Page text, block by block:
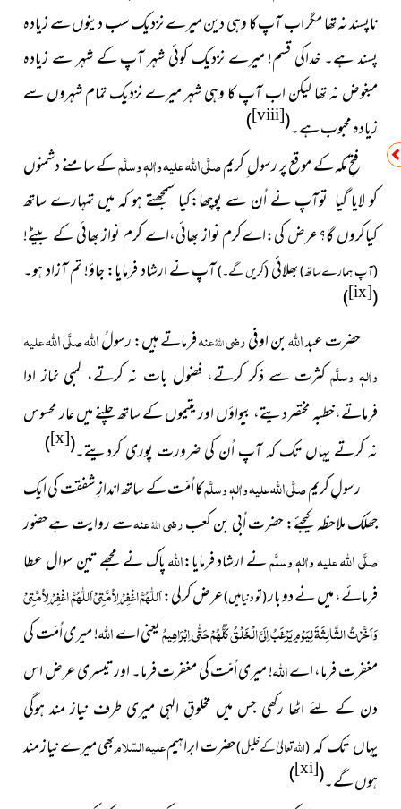
ناپسند نہ تھا مگر اب آپ کا وہی دین میرے نزدیک سب دینوں سے زیادہ
پسند ہے۔ خداکی قسم! میرے نزدیک کوئی شہر آپ کے شہر سے زیادہ
مبغوض نہ تھا لیکن اب آپ کا وہی شہر میرے نزدیک تمام شہروں سے
زیادہ محبوب ہے۔(
[viii]
)
فتحِ مکہ کے موقع پر رسول ِ کریمصلَّیاللہعلیہ واٰلہٖ وسلَّمکے سامنے دشمنوں
کو لایا گیا توآپ نے اُن سے پوچھا:کیا سمجھتے ہو کہ میں تمہارے ساتھ
کیاکروں گا؟عرض کی:اےکرم نواز بھائی،اے کرم نواز بھائی کے بیٹے!
(آپ ہمارےساتھ)بھلائی(کریں گے۔)آپ نے ارشاد فرمایا: جاؤ! تم آزاد ہو۔
(
[ix]
)
حضرت عبداللہبن اوفیرضیاللہُعنہفرماتے ہیں: رسولُاللہصلَّیاللہعلیہ
واٰلہٖ وسلَّمکثرت سے ذکر کرتے، فضول بات نہ کرتے، لمبی نماز ادا
فرماتے،خطبہ مختصردیتے، بیواؤں اور یتیموں کے ساتھ چلنے میں عارمحسوس
نہ کرتے یہاں تک کہ آپ اُن کی ضرورت پوری کردیتے۔(
[x]
)
رسولِ کریمصلَّیاللہعلیہ واٰلہٖ وسلَّمکا اُمّت کے ساتھ اندازِ شفقت کی ایک
جھلک ملاحظہ کیجئے: حضرت اُبی بن کعبرضیاللہُعنہسے روایت ہےحضور
صلَّیاللہعلیہ واٰلہٖ وسلَّمنے ارشاد فرمایا:اللہپاک نے مجھے تین سوال عطا
فرمائے، میں نے دو بار(تو دنیا میں)عرض کرلی:اَللّٰہُمَّ اغْفِرْ لِاُمَّتِیْ اَللّٰہُمَّ اغْفِرْ لِاُمَّتِیْ
وَاَخَّرْتُ الثَّالِثَۃَ لِیَوْمٍ یَرْغَبُ اِلَیَّ الْخَلْقُ کُلُّہُمْ حَتّٰی اِبْرَاہِیمُیعنی اےاللہ! میری اُمّت کی
مغفرت فرما، اےاللہ! میری اُمّت کی مغفرت فرما۔ اور تیسری عرض اس
دن کے لئے اٹھا رکھی جس میں مخلوقِ الٰہی میری طرف نیاز مند ہوگی
یہاں تک کہ(اللہتعالیٰ کے خلیل)حضرت ابراہیمعلیہ السّلامبھی میرےنیاز مند
ہوں گے۔(
[xi]
)